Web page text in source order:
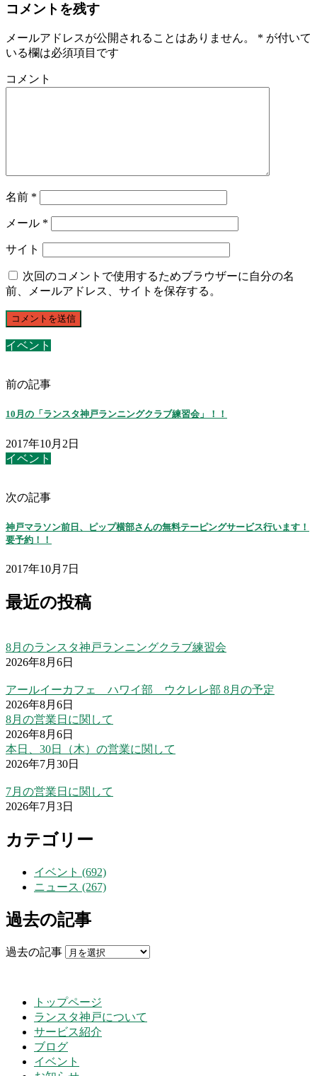
コメントを残す
メールアドレスが公開されることはありません。 * が付いて
いる欄は必須項目です
コメント
名前 *
メール *
サイト
次回のコメントで使用するためブラウザーに自分の名
前、メールアドレス、サイトを保存する。
イベント
前の記事
10月の「ランスタ神戸ランニングクラブ練習会」！！
2017年10月2日
イベント
次の記事
神戸マラソン前日、ピップ横部さんの無料テーピングサービス行います！
要予約！！
2017年10月7日
最近の投稿
8月のランスタ神戸ランニングクラブ練習会
2026年8月6日
アールイーカフェ ハワイ部 ウクレレ部 8月の予定
2026年8月6日
8月の営業日に関して
2026年8月6日
本日、30日（木）の営業に関して
2026年7月30日
7月の営業日に関して
2026年7月3日
カテゴリー
イベント (692)
ニュース (267)
過去の記事
過去の記事
トップページ
ランスタ神戸について
サービス紹介
ブログ
イベント